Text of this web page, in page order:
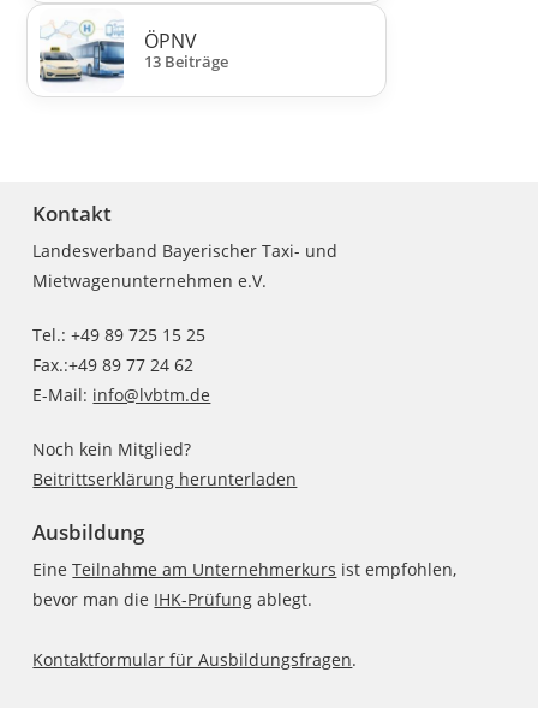
ÖPNV
13 Beiträge
Kontakt
Landesverband Bayerischer Taxi- und
Mietwagenunternehmen e.V.
Tel.: +49 89 725 15 25
Fax.:+49 89 77 24 62
E-Mail: info@lvbtm.de
Noch kein Mitglied?
Beitrittserklärung herunterladen
Ausbildung
EineTeilnahme am Unternehmerkurs ist empfohlen,
bevor man die IHK-Prüfung ablegt.
Kontaktformular für Ausbildungsfragen.